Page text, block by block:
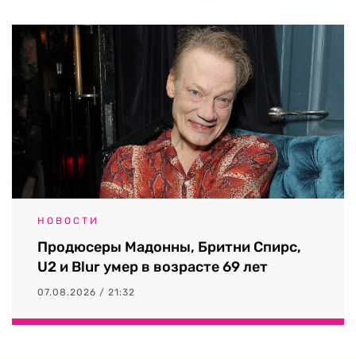
НОВОСТИ
Продюсеры Мадонны, Бритни Спирс,
U2 и Blur умер в возрасте 69 лет
07.08.2026 / 21:32